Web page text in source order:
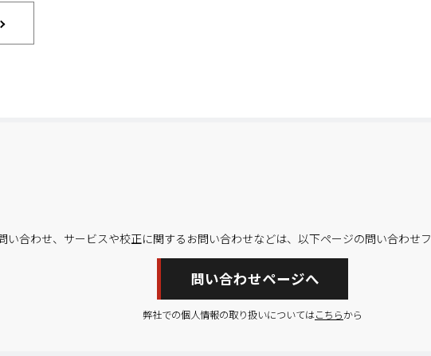
い合わせ、サービスや校正に関するお問い合わせなどは、以下ページの問い合わせ
問い合わせページへ
弊社での個人情報の取り扱いについてはこちらから